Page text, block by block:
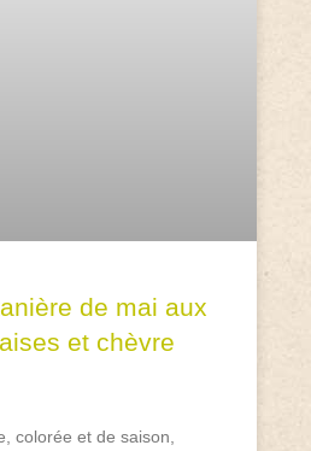
de mai aux
et chèvre
colorée et de saison,